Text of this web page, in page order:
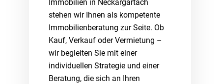
Immobilien in Neckargartach
stehen wir Ihnen als kompetente
Immobilienberatung zur Seite. Ob
Kauf, Verkauf oder Vermietung –
wir begleiten Sie mit einer
individuellen Strategie und einer
Beratung, die sich an Ihren